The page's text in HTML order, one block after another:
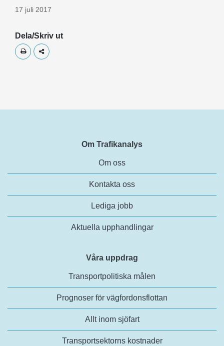
17 juli 2017
Dela/Skriv ut
Skriv utDela
Om Trafikanalys
Om oss
Kontakta oss
Lediga jobb
Aktuella upphandlingar
Våra uppdrag
Transportpolitiska målen
Prognoser för vägfordonsflottan
Allt inom sjöfart
Transportsektorns kostnader